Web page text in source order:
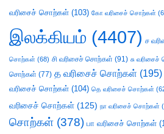
வரிசைச் சொற்கள் (103) கோ வரிசைச் சொற்கள்
இலக்கியம் (4407) ச
சொற்கள் (68) சி வரிசைச் சொற்கள் (91) சு
சொற்கள் (77) த வரிசைச் சொற்கள் (195)
வரிசைச் சொற்கள் (104) தெ வரிசைச் சொற்கள்
வரிசைச் சொற்கள் (125) நா வரிசைச் சொற்கள்
சொற்கள் (378) பா வரிசைச் சொற்கள்